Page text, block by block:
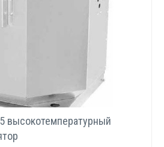
высокотемпературный